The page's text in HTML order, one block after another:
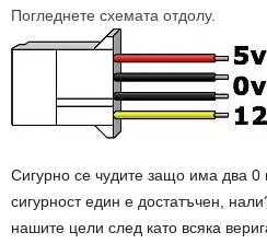
Погледнете схемата отдолу.
Сигурно се чудите защо има два 0
сигурност един е достатъчен,
нашите цели след като всяка